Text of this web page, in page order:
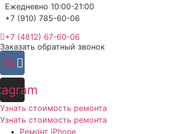
Ежедневно 10:00-21:00
+7 (910) 785-60-06
+7 (4812) 67-60-06
Заказать обратный звонок
Vk
Узнать стоимость ремонта
Узнать стоимость ремонта
Ремонт iPhone